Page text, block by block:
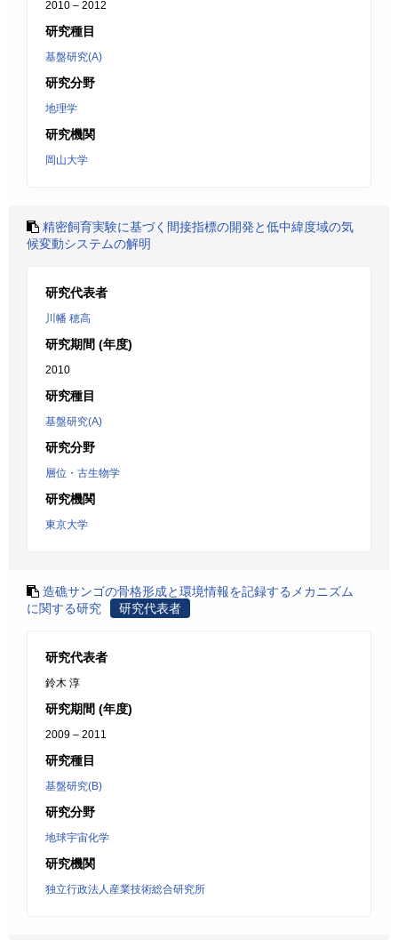
2010 – 2012
研究種目
基盤研究(A)
研究分野
地理学
研究機関
岡山大学
精密飼育実験に基づく間接指標の開発と低中緯度域の気
候変動システムの解明
研究代表者
川幡 穂高
研究期間 (年度)
2010
研究種目
基盤研究(A)
研究分野
層位・古生物学
研究機関
東京大学
造礁サンゴの骨格形成と環境情報を記録するメカニズム
に関する研究
研究代表者
研究代表者
鈴木 淳
研究期間 (年度)
2009 – 2011
研究種目
基盤研究(B)
研究分野
地球宇宙化学
研究機関
独立行政法人産業技術総合研究所